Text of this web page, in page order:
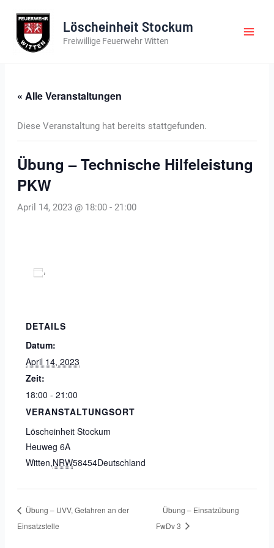
Inhalt
springen
Löscheinheit Stockum
Freiwillige Feuerwehr Witten
« Alle Veranstaltungen
Diese Veranstaltung hat bereits stattgefunden.
Übung – Technische Hilfeleistung
PKW
April 14, 2023 @ 18:00- 21:00
DETAILS
Datum:
April 14, 2023
Zeit:
18:00 - 21:00
VERANSTALTUNGSORT
Löscheinheit Stockum
Heuweg 6A
Witten,NRW58454Deutschland
Übung – UVV, Gefahren an der
Einsatzstelle
Übung – Einsatzübung
FwDv 3